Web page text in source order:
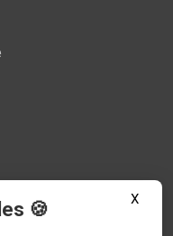
X
🍪